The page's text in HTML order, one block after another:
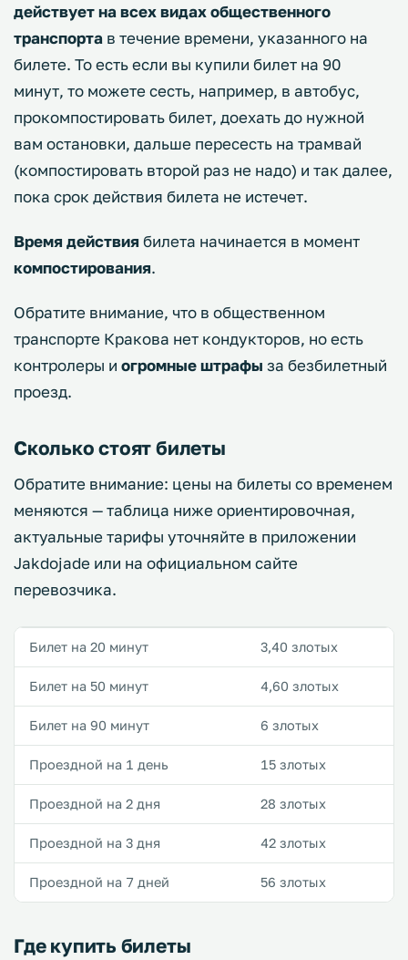
действуетна всех видах общественного
транспорта в течение времени, указанного на
билете. То есть если вы купили билет на 90
минут, то можете сесть, например, в автобус,
прокомпостировать билет, доехать до нужной
вам остановки, дальше пересесть на трамвай
(компостировать второй раз не надо) и так далее,
пока срок действия билета не истечет.
Время действия билета начинается в момент
компостирования.
Обратите внимание, что в общественном
транспорте Кракова нет кондукторов, но есть
контролеры и огромные штрафы за безбилетный
проезд.
Сколько стоят билеты
Обратите внимание: цены на билеты со временем
меняются — таблица ниже ориентировочная,
актуальные тарифы уточняйте в приложении
Jakdojade или на официальном сайте
перевозчика.
Билет на 20 минут 3,40 злотых
Билет на 50 минут 4,60 злотых
Билет на 90 минут 6 злотых
Проездной на 1 день 15 злотых
Проездной на 2 дня 28 злотых
Проездной на 3 дня 42 злотых
Проездной на 7 дней 56 злотых
Где купить билеты